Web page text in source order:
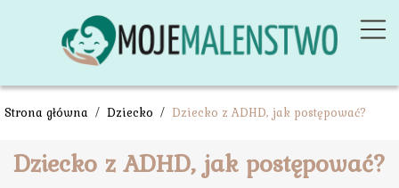
Strona główna / Dziecko / Dziecko z ADHD, jak postępować?
Dziecko z ADHD, jak postępować?